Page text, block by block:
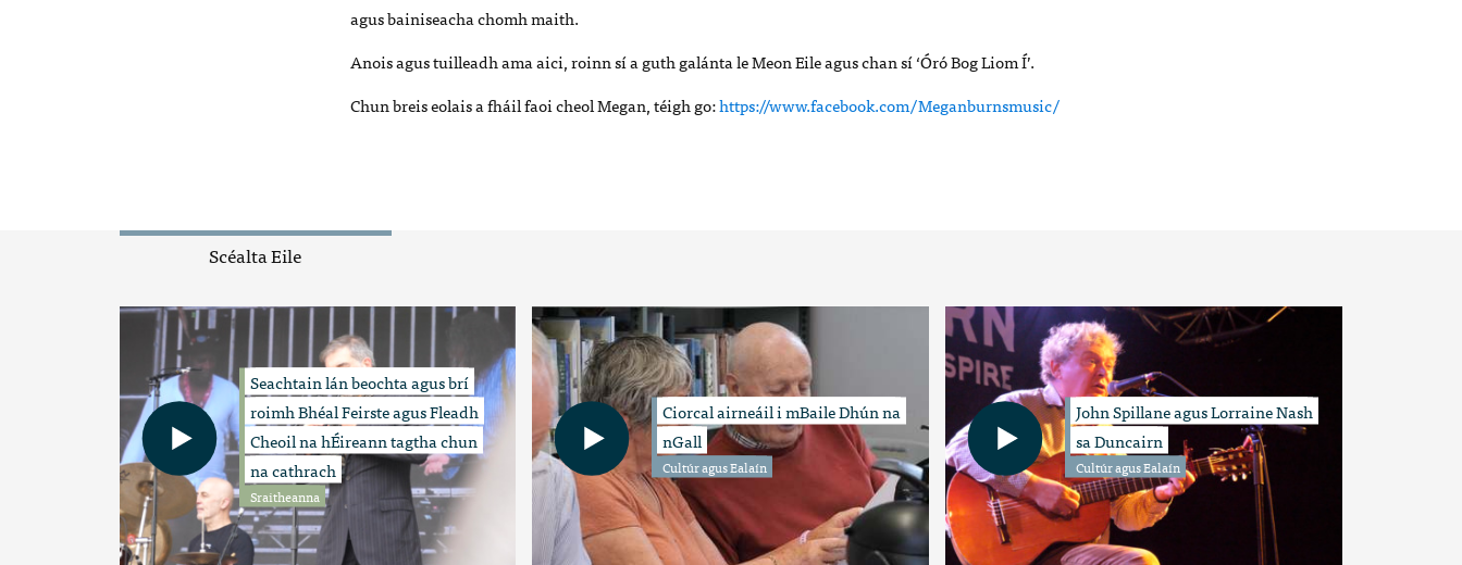
agus bainiseacha chomh maith.
Anois agus tuilleadh ama aici, roinn sí a guth galánta le Meon Eile agus chan sí ‘Óró Bog Liom Í’.
Chun breis eolais a fháil faoi cheol Megan, téigh go:https://www.facebook.com/Meganburnsmusic/
Scéalta Eile
Seachtain lán beochta agus brí
roimh Bhéal Feirste agus Fleadh
Cheoil na hÉireann tagtha chun
na cathrach
Sraitheanna
Ciorcal airneáil i mBaile Dhún na
nGall
Cultúr agus Ealaín
John Spillane agus Lorraine Nash
sa Duncairn
Cultúr agus Ealaín